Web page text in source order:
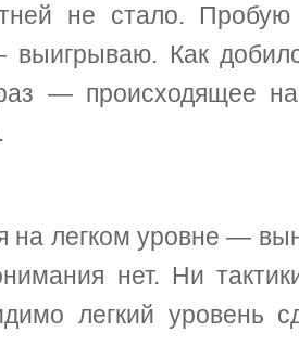
не стало.
выигрываю. Как
— происходящее
на легком уровне —
нет. Ни
легкий уровень